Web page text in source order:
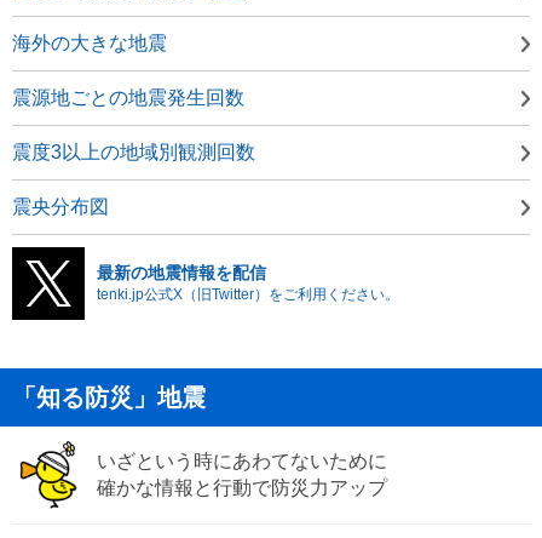
海外の大きな地震
震源地ごとの地震発生回数
震度3以上の地域別観測回数
震央分布図
最新の地震情報を配信
tenki.jp公式X（旧Twitter）をご利用ください。
「知る防災」地震
いざという時にあわてないために
確かな情報と行動で防災力アップ